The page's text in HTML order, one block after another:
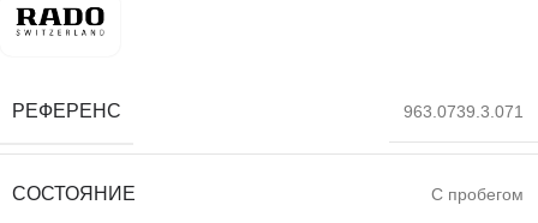
РЕФЕРЕНС 963.0739.3.071
СОСТОЯНИЕ С пробегом